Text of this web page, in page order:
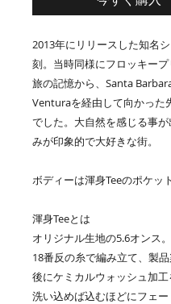
2013年にリリースした知名
刻。当時同様にフロッキープ
旅の記憶から、Santa
Venturaを経由して向かった
でした。大自然を感じる事
みが印象的で大好きな街。
ボディーは渾身Teeのポケッ
渾身Teeとは
オリジナル生地の5.6オンス。
18番反の糸で編み立て、製
後にケミカルウォッシュ加工
洗い込めば込むほどにフェー